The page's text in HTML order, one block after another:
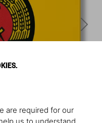
are required for our